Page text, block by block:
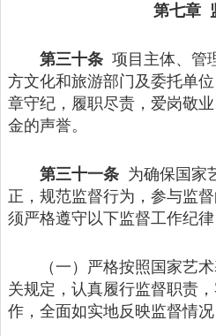
第七章
第三十条 项目主体、管
方文化和旅游部门及委托单
章守纪，履职尽责，爱岗敬
金的声誉。
第三十一条 为确保国家
正，规范监督行为，参与监
须严格遵守以下监督工作纪律
（一）严格按照国家艺
关规定，认真履行监督职责
作，全面如实地反映监督情况